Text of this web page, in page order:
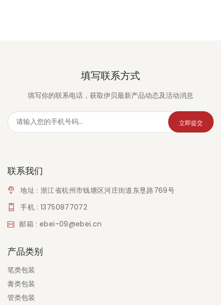
填写联系方式
填写你的联系电话，获取伊贝最新产品动态及活动消息
立即提交
联系我们
地址 : 浙江省杭州市钱塘区河庄街道东垦路769号
手机 : 13750877072
邮箱 : ebei-09@ebei.cn
产品类别
笔类包装
膏类包装
管类包装